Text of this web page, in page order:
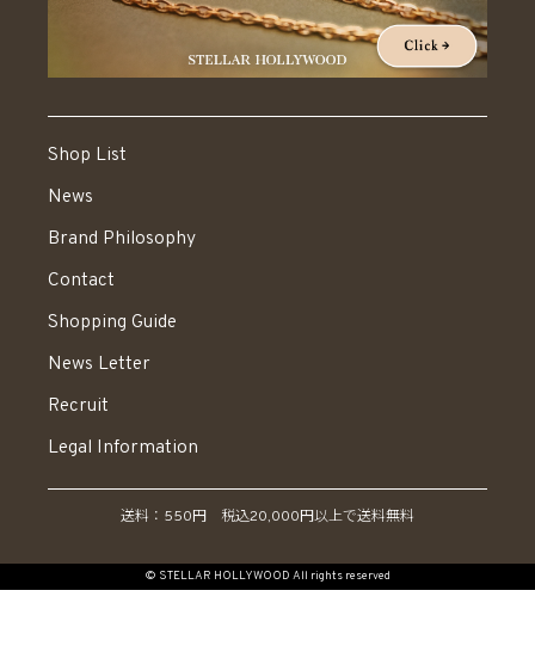
Shop List
News
Brand Philosophy
Contact
Shopping Guide
News Letter
Recruit
Legal Information
送料：550円 税込20,000円以上で送料無料
© STELLAR HOLLYWOOD All rights reserved